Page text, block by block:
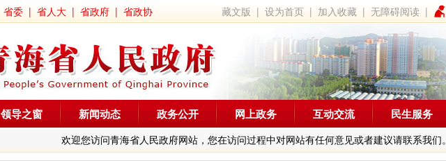
省委 | 省人大 | 省政府 | 省政协 藏文版 |设为首页 | 加入收藏 |无障碍阅读 |
欢迎您访问青海省人民政府网站，您在访问过程中对网站有任何意见或者建议请联系我们。
领导之窗 新闻动态 政务公开 网上政务 互动交流 民生服务